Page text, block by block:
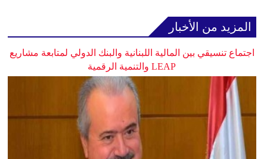
المزيد من الأخبار
اجتماع تنسيقي بين المالية اللبنانية والبنك الدولي لمتابعة مشاريع
LEAP والتنمية الرقمية